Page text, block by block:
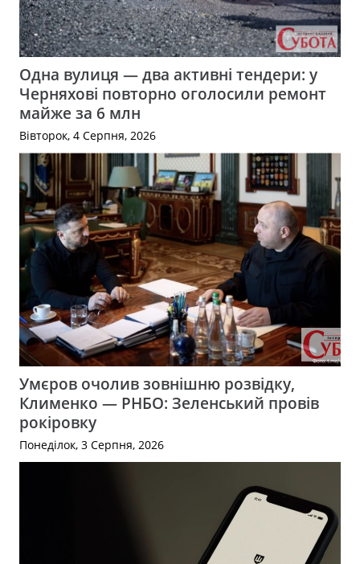
Одна вулиця — два активні тендери: у
Черняхові повторно оголосили ремонт
майже за 6 млн
Вівторок, 4 Серпня, 2026
Умєров очолив зовнішню розвідку,
Клименко — РНБО: Зеленський провів
рокіровку
Понеділок, 3 Серпня, 2026